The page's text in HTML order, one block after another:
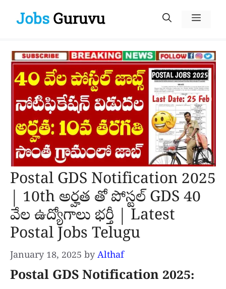
Menu
Postal GDS Notification 2025
| 10th అర్హత తో పోస్టల్ GDS 40
వేల ఉద్యోగాలు భర్తీ | Latest
Postal Jobs Telugu
January 18, 2025 by Althaf
Postal GDS Notification 2025: